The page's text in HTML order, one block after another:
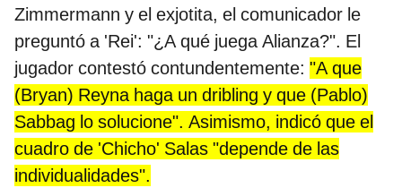
Zimmermann y el exjotita, el comunicador le
preguntó a 'Rei': "¿A qué juega Alianza?". El
jugador contestó contundentemente: "A que
(Bryan) Reyna haga un dribling y que (Pablo)
Sabbag lo solucione". Asimismo, indicó que el
cuadro de 'Chicho' Salas "depende de las
individualidades".